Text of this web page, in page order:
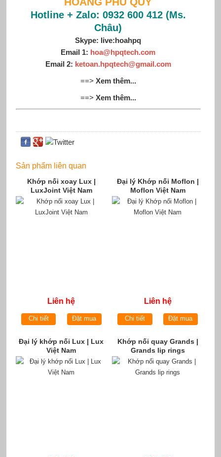
Hotline + Zalo: 0932 600 412 (Ms.
Châu)
Skype: live:hoahpq
Email 1: hoa@hpqtech.com
Email 2: ketoan.hpqtech@gmail.com
==> Xem thêm...
==> Xem thêm...
Sản phẩm liên quan
Khớp nối xoay Lux |
LuxJoint Việt Nam
Liên hệ
Chi tiết Đặt mua
Đại lý Khớp nối Moflon |
Moflon Việt Nam
Liên hệ
Chi tiết Đặt mua
Đại lý khớp nối Lux | Lux
Việt Nam
Khớp nối quay Grands |
Grands lip rings